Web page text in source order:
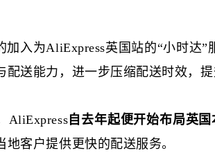
加入为AliExpress英国站的“小时达
配送能力，进一步压缩配送时效，
AliExpress 自去年起便开始布局英
地客户提供更快的配送服务。